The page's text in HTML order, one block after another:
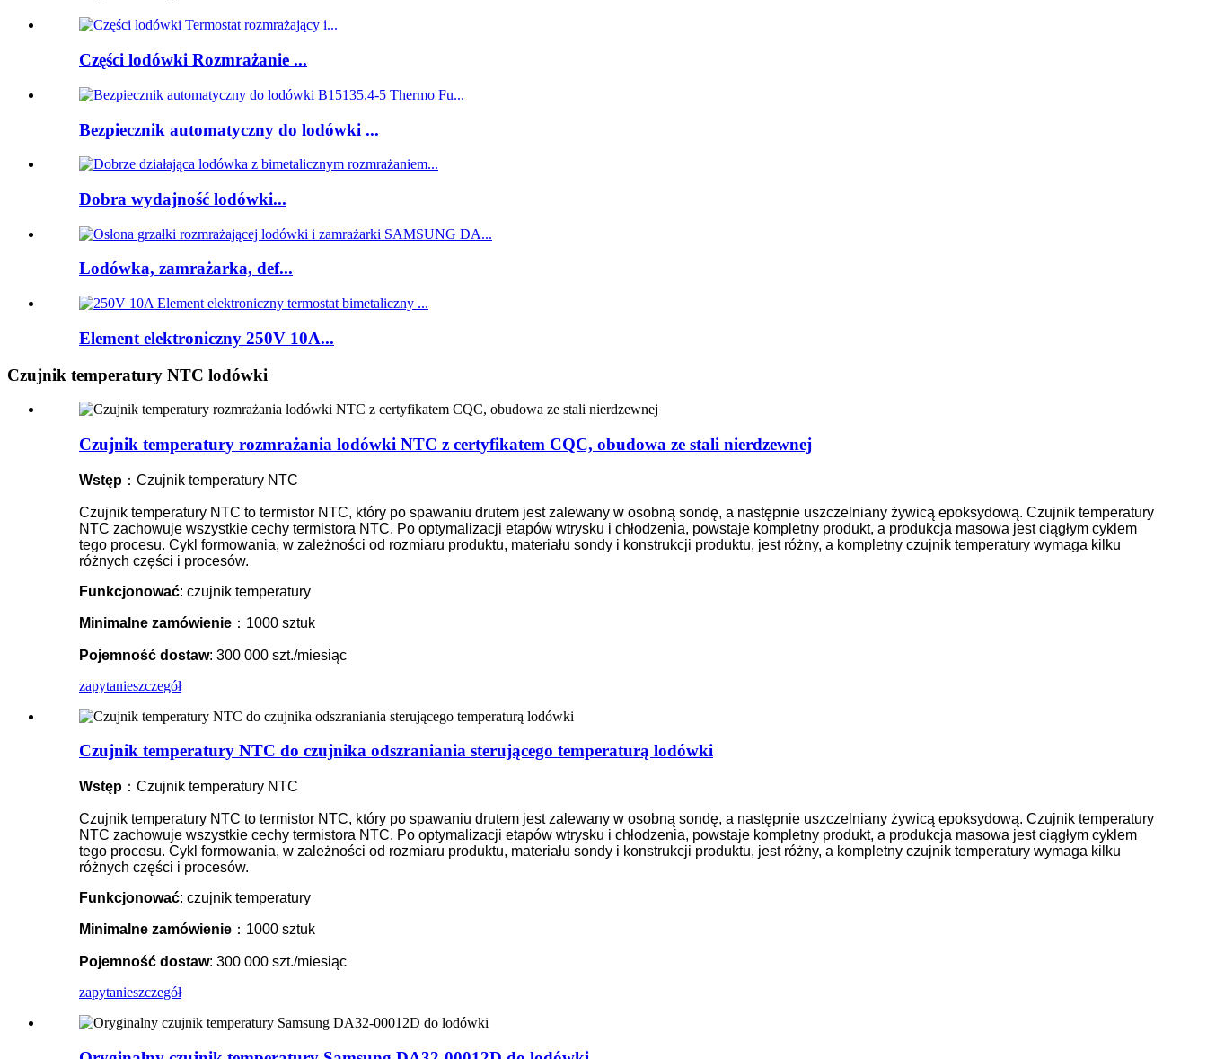
Części lodówki Rozmrażanie ...
Bezpiecznik automatyczny do lodówki ...
Dobra wydajność lodówki...
Lodówka, zamrażarka, def...
Element elektroniczny 250V 10A...
Czujnik temperatury NTC lodówki
Czujnik temperatury rozmrażania lodówki NTC z certyfikatem CQC, obudowa ze stali nierdzewnej
Wstęp ：Czujnik temperatury NTC
Czujnik temperatury NTC to termistor NTC, który po spawaniu drutem jest zalewany w osobną sondę, a następnie uszczelniany żywicą epoksydową. Czujnik temperatury
NTC zachowuje wszystkie cechy termistora NTC. Po optymalizacji etapów wtrysku i chłodzenia, powstaje kompletny produkt, a produkcja masowa jest ciągłym cyklem
tego procesu. Cykl formowania, w zależności od rozmiaru produktu, materiału sondy i konstrukcji produktu, jest różny, a kompletny czujnik temperatury wymaga kilku
różnych części i procesów.
Funkcjonować: czujnik temperatury
Minimalne zamówienie ：1000 sztuk
Pojemność dostaw: 300 000 szt./miesiąc
zapytanieszczegół
Czujnik temperatury NTC do czujnika odszraniania sterującego temperaturą lodówki
Wstęp ：Czujnik temperatury NTC
Czujnik temperatury NTC to termistor NTC, który po spawaniu drutem jest zalewany w osobną sondę, a następnie uszczelniany żywicą epoksydową. Czujnik temperatury
NTC zachowuje wszystkie cechy termistora NTC. Po optymalizacji etapów wtrysku i chłodzenia, powstaje kompletny produkt, a produkcja masowa jest ciągłym cyklem
tego procesu. Cykl formowania, w zależności od rozmiaru produktu, materiału sondy i konstrukcji produktu, jest różny, a kompletny czujnik temperatury wymaga kilku
różnych części i procesów.
Funkcjonować: czujnik temperatury
Minimalne zamówienie ：1000 sztuk
Pojemność dostaw: 300 000 szt./miesiąc
zapytanieszczegół